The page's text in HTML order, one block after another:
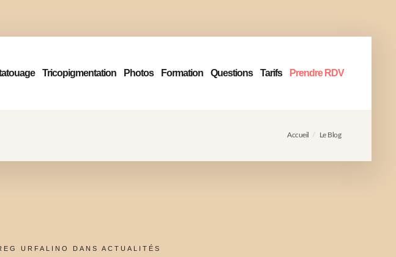
Tricopigmentation Photos Formation Questions Tarifs Prendre RDV
Accueil Le Blog
URFALINO DANS ACTUALITÉS